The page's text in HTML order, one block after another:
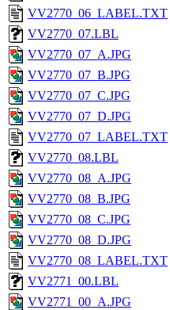
VV2770_06_LABEL.TXT
VV2770_07.LBL
VV2770_07_A.JPG
VV2770_07_B.JPG
VV2770_07_C.JPG
VV2770_07_D.JPG
VV2770_07_LABEL.TXT
VV2770_08.LBL
VV2770_08_A.JPG
VV2770_08_B.JPG
VV2770_08_C.JPG
VV2770_08_D.JPG
VV2770_08_LABEL.TXT
VV2771_00.LBL
VV2771_00_A.JPG